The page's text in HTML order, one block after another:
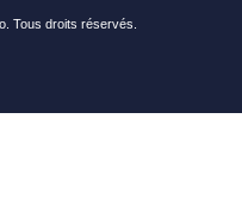
Tous droits réservés.